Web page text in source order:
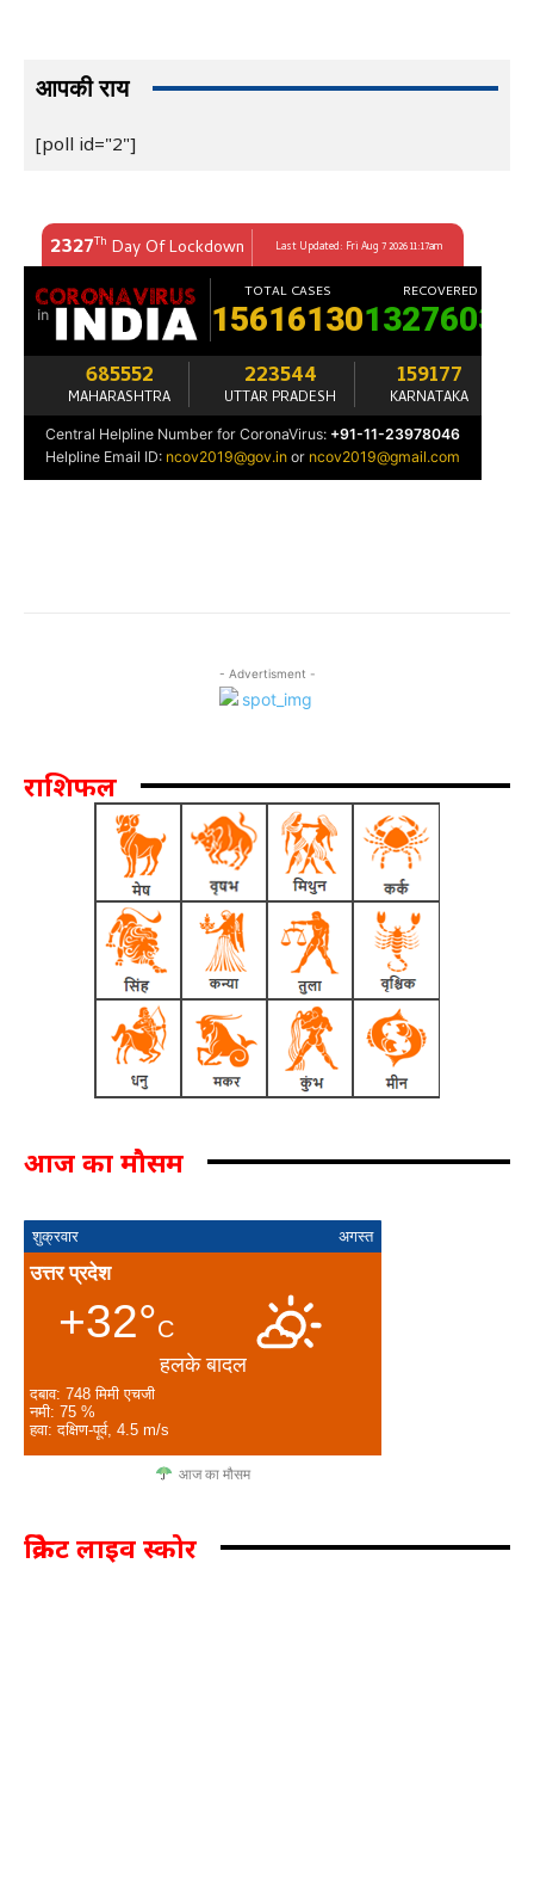
आपकी राय
[poll id="2"]
- Advertisment -
राशिफल
आज का मौसम
शुक्रवार अगस्त
उत्तर प्रदेश
+32°C
हलके बादल
दबाव: 748 मिमी एचजी
नमी: 75 %
हवा: दक्षिण-पूर्व, 4.5 m/s
आज का मौसम
क्रिकेट लाइव स्कोर